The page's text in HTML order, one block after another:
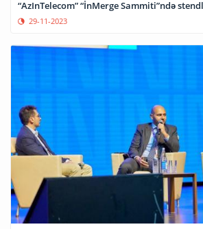
“AzInTelecom” “İnMerge Sammiti”ndə
29-11-2023